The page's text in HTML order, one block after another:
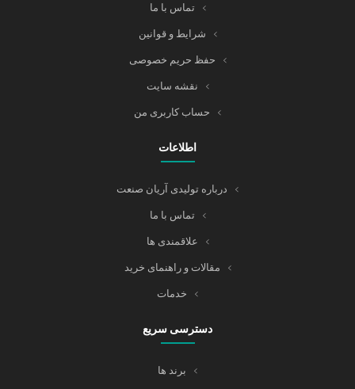
تماس با ما
شرایط و قوانین
حفظ حریم خصوصی
نقشه سایت
حساب کاربری من
اطلاعات
درباره تولیدی آریان صنعت
تماس با ما
علاقمندی ها
مقالات و راهنمای خرید
خدمات
دسترسی سریع
برند ها